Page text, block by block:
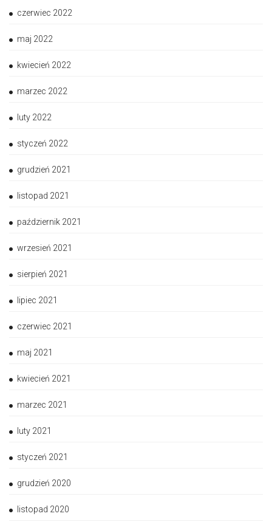
czerwiec 2022
maj 2022
kwiecień 2022
marzec 2022
luty 2022
styczeń 2022
grudzień 2021
listopad 2021
październik 2021
wrzesień 2021
sierpień 2021
lipiec 2021
czerwiec 2021
maj 2021
kwiecień 2021
marzec 2021
luty 2021
styczeń 2021
grudzień 2020
listopad 2020